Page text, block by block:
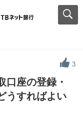
3
口座の登録・
うすればよい